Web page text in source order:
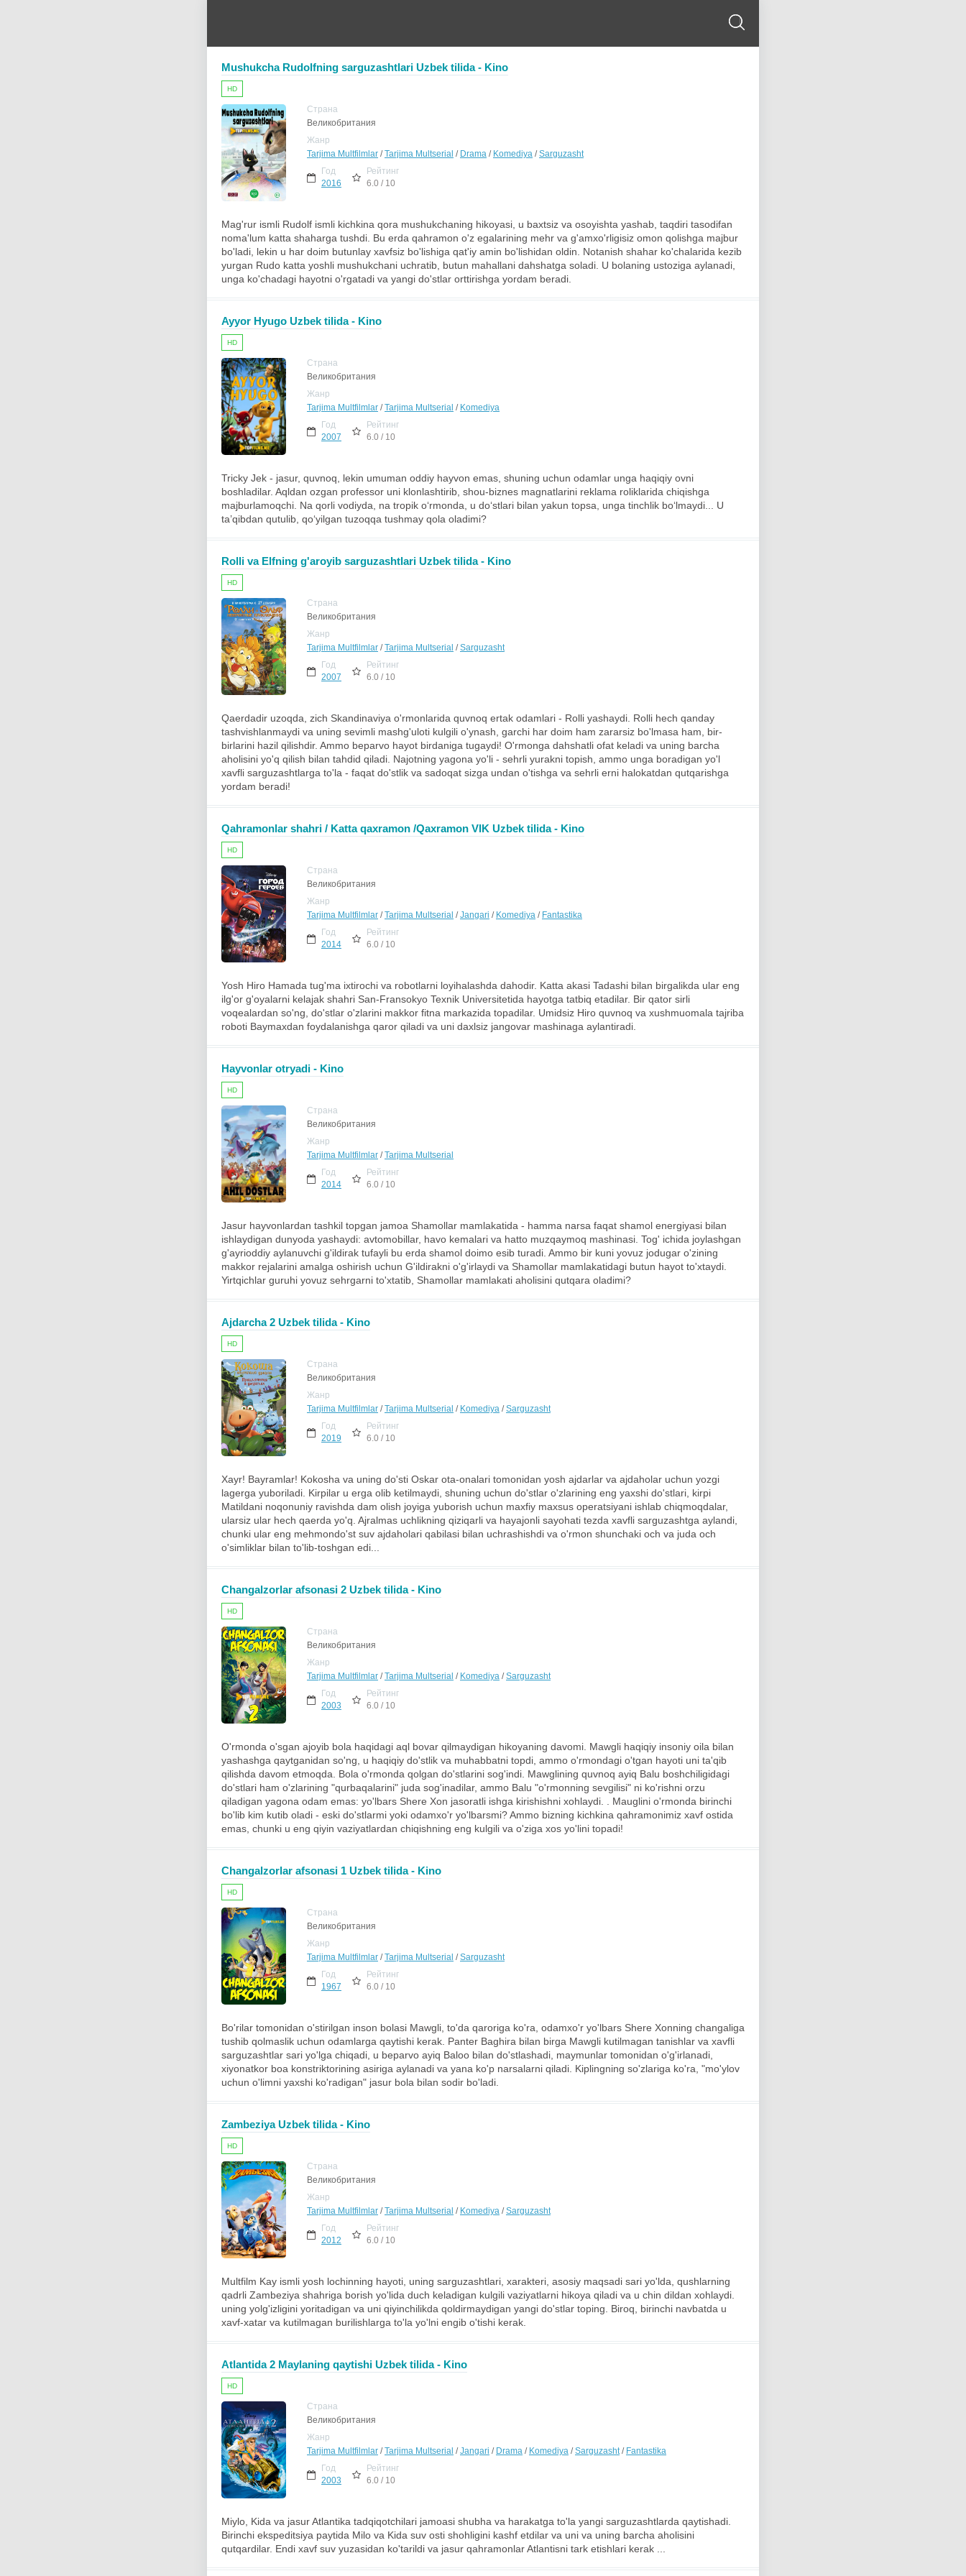
Mushukcha Rudolfning sarguzashtlari Uzbek tilida - Kino
HD
Страна
Великобритания
Жанр
Tarjima Multfilmlar /Tarjima Multserial / Drama / Komediya /Sarguzasht
Год
2016
Рейтинг
6.0 / 10
Mag'rur ismli Rudolf ismli kichkina qora mushukchaning hikoyasi, u baxtsiz va osoyishta yashab, taqdiri tasodifan
noma'lum katta shaharga tushdi. Bu erda qahramon o'z egalarining mehr va g'amxo'rligisiz omon qolishga majbur
bo'ladi, lekin u har doim butunlay xavfsiz bo'lishiga qat'iy amin bo'lishidan oldin. Notanish shahar ko'chalarida kezib
yurgan Rudo katta yoshli mushukchani uchratib, butun mahallani dahshatga soladi. U bolaning ustoziga aylanadi,
unga ko'chadagi hayotni o'rgatadi va yangi do'stlar orttirishga yordam beradi.
Ayyor Hyugo Uzbek tilida - Kino
HD
Страна
Великобритания
Жанр
Tarjima Multfilmlar /Tarjima Multserial / Komediya
Год
2007
Рейтинг
6.0 / 10
Tricky Jek - jasur, quvnoq, lekin umuman oddiy hayvon emas, shuning uchun odamlar unga haqiqiy ovni
boshladilar. Aqldan ozgan professor uni klonlashtirib, shou-biznes magnatlarini reklama roliklarida chiqishga
majburlamoqchi. Na qorli vodiyda, na tropik o‘rmonda, u do‘stlari bilan yakun topsa, unga tinchlik bo‘lmaydi... U
ta’qibdan qutulib, qo‘yilgan tuzoqqa tushmay qola oladimi?
Rolli va Elfning g'aroyib sarguzashtlari Uzbek tilida - Kino
HD
Страна
Великобритания
Жанр
Tarjima Multfilmlar /Tarjima Multserial /Sarguzasht
Год
2007
Рейтинг
6.0 / 10
Qaerdadir uzoqda, zich Skandinaviya o'rmonlarida quvnoq ertak odamlari - Rolli yashaydi. Rolli hech qanday
tashvishlanmaydi va uning sevimli mashg'uloti kulgili o'ynash, garchi har doim ham zararsiz bo'lmasa ham, bir-
birlarini hazil qilishdir. Ammo beparvo hayot birdaniga tugaydi! O'rmonga dahshatli ofat keladi va uning barcha
aholisini yo'q qilish bilan tahdid qiladi. Najotning yagona yo'li - sehrli yurakni topish, ammo unga boradigan yo'l
xavfli sarguzashtlarga to'la - faqat do'stlik va sadoqat sizga undan o'tishga va sehrli erni halokatdan qutqarishga
yordam beradi!
Qahramonlar shahri / Katta qaxramon /Qaxramon VIK Uzbek tilida - Kino
HD
Страна
Великобритания
Жанр
Tarjima Multfilmlar /Tarjima Multserial /Jangari / Komediya / Fantastika
Год
2014
Рейтинг
6.0 / 10
Yosh Hiro Hamada tug'ma ixtirochi va robotlarni loyihalashda dahodir. Katta akasi Tadashi bilan birgalikda ular eng
ilg'or g'oyalarni kelajak shahri San-Fransokyo Texnik Universitetida hayotga tatbiq etadilar. Bir qator sirli
voqealardan so'ng, do'stlar o'zlarini makkor fitna markazida topadilar. Umidsiz Hiro quvnoq va xushmuomala tajriba
roboti Baymaxdan foydalanishga qaror qiladi va uni daxlsiz jangovar mashinaga aylantiradi.
Hayvonlar otryadi - Kino
HD
Страна
Великобритания
Жанр
Tarjima Multfilmlar /Tarjima Multserial
Год
2014
Рейтинг
6.0 / 10
Jasur hayvonlardan tashkil topgan jamoa Shamollar mamlakatida - hamma narsa faqat shamol energiyasi bilan
ishlaydigan dunyoda yashaydi: avtomobillar, havo kemalari va hatto muzqaymoq mashinasi. Tog' ichida joylashgan
g'ayrioddiy aylanuvchi g'ildirak tufayli bu erda shamol doimo esib turadi. Ammo bir kuni yovuz jodugar o'zining
makkor rejalarini amalga oshirish uchun G'ildirakni o'g'irlaydi va Shamollar mamlakatidagi butun hayot to'xtaydi.
Yirtqichlar guruhi yovuz sehrgarni to'xtatib, Shamollar mamlakati aholisini qutqara oladimi?
Ajdarcha 2 Uzbek tilida - Kino
HD
Страна
Великобритания
Жанр
Tarjima Multfilmlar /Tarjima Multserial / Komediya /Sarguzasht
Год
2019
Рейтинг
6.0 / 10
Xayr! Bayramlar! Kokosha va uning do'sti Oskar ota-onalari tomonidan yosh ajdarlar va ajdaholar uchun yozgi
lagerga yuboriladi. Kirpilar u erga olib ketilmaydi, shuning uchun do'stlar o'zlarining eng yaxshi do'stlari, kirpi
Matildani noqonuniy ravishda dam olish joyiga yuborish uchun maxfiy maxsus operatsiyani ishlab chiqmoqdalar,
ularsiz ular hech qaerda yo'q. Ajralmas uchlikning qiziqarli va hayajonli sayohati tezda xavfli sarguzashtga aylandi,
chunki ular eng mehmondo'st suv ajdaholari qabilasi bilan uchrashishdi va o'rmon shunchaki och va juda och
o'simliklar bilan to'lib-toshgan edi...
Changalzorlar afsonasi 2 Uzbek tilida - Kino
HD
Страна
Великобритания
Жанр
Tarjima Multfilmlar /Tarjima Multserial / Komediya /Sarguzasht
Год
2003
Рейтинг
6.0 / 10
O'rmonda o'sgan ajoyib bola haqidagi aql bovar qilmaydigan hikoyaning davomi. Mawgli haqiqiy insoniy oila bilan
yashashga qaytganidan so'ng, u haqiqiy do'stlik va muhabbatni topdi, ammo o'rmondagi o'tgan hayoti uni ta'qib
qilishda davom etmoqda. Bola o'rmonda qolgan do'stlarini sog'indi. Mawglining quvnoq ayiq Balu boshchiligidagi
do'stlari ham o'zlarining "qurbaqalarini" juda sog'inadilar, ammo Balu "o'rmonning sevgilisi" ni ko'rishni orzu
qiladigan yagona odam emas: yo'lbars Shere Xon jasoratli ishga kirishishni xohlaydi. . Mauglini o'rmonda birinchi
bo'lib kim kutib oladi - eski do'stlarmi yoki odamxo'r yo'lbarsmi? Ammo bizning kichkina qahramonimiz xavf ostida
emas, chunki u eng qiyin vaziyatlardan chiqishning eng kulgili va o'ziga xos yo'lini topadi!
Changalzorlar afsonasi 1 Uzbek tilida - Kino
HD
Страна
Великобритания
Жанр
Tarjima Multfilmlar /Tarjima Multserial /Sarguzasht
Год
1967
Рейтинг
6.0 / 10
Bo'rilar tomonidan o'stirilgan inson bolasi Mawgli, to'da qaroriga ko'ra, odamxo'r yo'lbars Shere Xonning changaliga
tushib qolmaslik uchun odamlarga qaytishi kerak. Panter Baghira bilan birga Mawgli kutilmagan tanishlar va xavfli
sarguzashtlar sari yo'lga chiqadi, u beparvo ayiq Baloo bilan do'stlashadi, maymunlar tomonidan o'g'irlanadi,
xiyonatkor boa konstriktorining asiriga aylanadi va yana ko'p narsalarni qiladi. Kiplingning so'zlariga ko'ra, "mo'ylov
uchun o'limni yaxshi ko'radigan" jasur bola bilan sodir bo'ladi.
Zambeziya Uzbek tilida - Kino
HD
Страна
Великобритания
Жанр
Tarjima Multfilmlar /Tarjima Multserial / Komediya /Sarguzasht
Год
2012
Рейтинг
6.0 / 10
Multfilm Kay ismli yosh lochinning hayoti, uning sarguzashtlari, xarakteri, asosiy maqsadi sari yo'lda, qushlarning
qadrli Zambeziya shahriga borish yo'lida duch keladigan kulgili vaziyatlarni hikoya qiladi va u chin dildan xohlaydi.
uning yolg'izligini yoritadigan va uni qiyinchilikda qoldirmaydigan yangi do'stlar toping. Biroq, birinchi navbatda u
xavf-xatar va kutilmagan burilishlarga to'la yo'lni engib o'tishi kerak.
Atlantida 2 Maylaning qaytishi Uzbek tilida - Kino
HD
Страна
Великобритания
Жанр
Tarjima Multfilmlar /Tarjima Multserial /Jangari / Drama / Komediya /Sarguzasht/ Fantastika
Год
2003
Рейтинг
6.0 / 10
Miylo, Kida va jasur Atlantika tadqiqotchilari jamoasi shubha va harakatga to'la yangi sarguzashtlarda qaytishadi.
Birinchi ekspeditsiya paytida Milo va Kida suv osti shohligini kashf etdilar va uni va uning barcha aholisini
qutqardilar. Endi xavf suv yuzasidan ko'tarildi va jasur qahramonlar Atlantisni tark etishlari kerak ...